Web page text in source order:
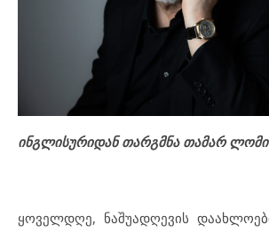
ინგლისურიდან თარგმნა თამარ
ყოველდღე, ნაშუადღევის